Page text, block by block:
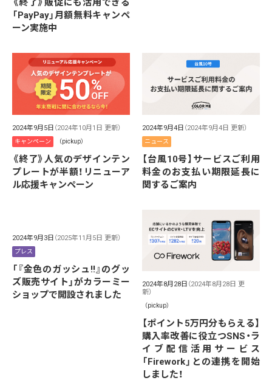
《終了》販促にも活用できる
「PayPay」月額無料キャンペ
ーン実施中
2024年9月5日 （2024年10月1日 更新）
キャンペーン （pickup）
《終了》人気のデザインテン
プレートが半額！リニューア
ル応援キャンペーン
2024年9月4日 （2024年9月4日 更新）
ニュース
【台風10号】サービスご利用
料金のお支払い期限延長に
関するご案内
2024年9月3日 （2025年11月5日 更新）
プレス
「『金色のガッシュ!!』のグッ
ズ販売サイト」がカラーミー
ショップで開設されました
2024年8月28日 （2024年8月28日 更
新）
（pickup）
【ポイント5万円分もらえる】
購入率改善に役立つSNS・ラ
イブ配信活用サービス
「Firework」との連携を開始
しました！